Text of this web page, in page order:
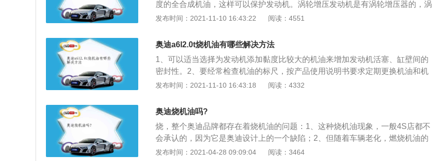
别和品牌，润滑油是一种添加剂，每个品牌里面添加的成分是不一样的，特别是
在细微的地方，但如果不得不更换的话，可以先用机油清洗剂清洗再换。
度的全合成机油，这样可以保护发动机。涡轮增压发动机是有涡轮增压器的，涡
轮增压器在正常运行时转速是很高的，涡轮增压器需要机油润滑和散热，所以涡
和压力也是很高的，这样也对机油提出了更高的要求。在发动机正常运行时，机
油会在发动机内各个部件表面形成一层油膜，如果机油的粘度不够，那是无法形
成稳定油膜的。如果机油的粘度过高，那会导致发动机运行时的阻力变大，这样
会导致发动机出现动力下降和油耗升高的现象。在选择机油时，一定要选择适合
自己汽车发动机的机油。机油是需要定期更换的，机油长时间使用性能会下降，
滤芯一起更换掉，机油滤芯是很重要的。机油滤芯可以过滤机油，这样可以保证
机油的洁净。在购买机油滤芯时，一定要选择大品牌的产品，大家不要贪图便宜
选择劣质产品。
发布时间：2021-11-10 16:43:22 阅读：4551
奥迪a6l2.0t烧机油有哪些解决方法
1、可以适当选择为发动机添加黏度比较大的机油来增加发动机活塞、缸壁间的
密封性。2、要经常检查机油的标尺，按产品使用说明书要求定期更换机油和机
油滤清器，更换正品机油滤清器备件，一但发现机油损耗异常，就要去修理厂进
当车辆出现烧机油现象时，会使车辆氧传感器过快损坏，导致燃烧室的积碳增
加，造成怠速不稳、加速无力、油耗上升、尾气排放超标等不良后果，严重情况
下，会使引擎造成难以修复的损伤甚至报废。为避免出现烧机油的现象，平时应
注意：1、使用高品质机油：机油在长时间高温状态下极易腐蚀老化，导致油膜
变稀，更容易窜到燃烧室参与燃烧，所以使用高品质的机油可以大大延缓这一现
发布时间：2021-11-10 16:43:18 阅读：4332
奥迪烧机油吗?
烧，整个奥迪品牌都存在着烧机油的问题：1、这种烧机油现象，一般4S店都不
会承认的，因为它是奥迪设计上的一个缺陷；2、但随着车辆老化，燃烧机油的
现象将越来越严重，最终导致发动机损坏；3、你可以去4S店做油耗测试。在汽
发布时间：2021-04-28 09:09:04 阅读：3464